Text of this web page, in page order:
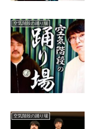
空気階段の踊り場
空気階段の踊り場